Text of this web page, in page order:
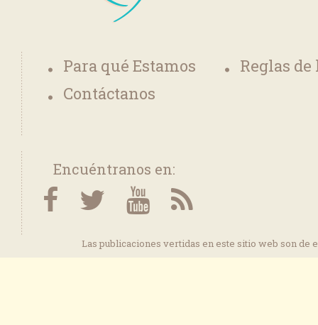
Para qué Estamos
Reglas
Contáctanos
Encuéntranos en:
Las publicaciones vertidas en este sitio web son de